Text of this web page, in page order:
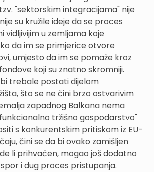
"sektorskim integracijama" nije
su kružile ideje da se proces
vidljivijim u zemljama koje
da im se primjerice otvore
umjesto da im se pomaže kroz
koji su znatno skromniji.
trebale postati dijelom
što se ne čini brzo ostvarivim
zapadnog Balkana nema
tržišno gospodarstvo"
s konkurentskim pritiskom iz EU-
čini se da bi ovako zamišljen
li prihvaćen, mogao još dodatno
i dug proces pristupanja.